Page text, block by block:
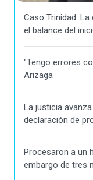
Caso Trinidad:
el balance del
"Tengo errores
Arizaga
La justicia
declaración de
Procesaron a un
embargo de tres